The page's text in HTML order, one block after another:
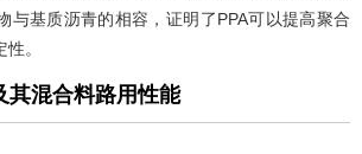
与基质沥青的相容，证明了PPA可以提高聚合
。
其混合料路用性能